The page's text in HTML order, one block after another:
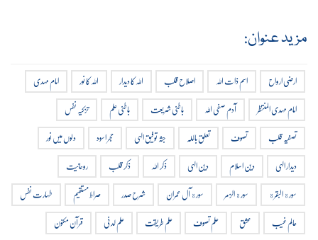
مزید عنوان:
ارضی ارواح اسم ذات اللہ اصلاح قلب اللہ کا دیدار اللہ کا نور
امام مہدی
امام مہدی المنتظر
آدم صفی اللہ باطنی شریعت باطنی علم
تزکیہ نفس
تصفیہ قلب
تصوف تعلق باللہ جثہ توفیق الہی حجر اسود
دلوں میں نور
دیدار الہی
دین اسلام دین الہی ذکر اللہ ذکر قلب
روحانیت
سورة البقرة
سورة الزمر سورة آل عمران شرح صدر صراط مستقیم
طہارت نفس
عالم غیب
عشق علم تصوف علم طریقت علم لدنی
قرآن مکنون